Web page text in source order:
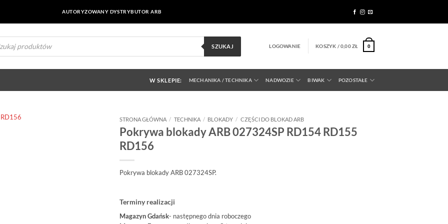
AUTORYZOWANY DYSTRYBUTOR ARB
SZUKAJ LOGOWANIE KOSZYK /0,00ZŁ 0
W SKLEPIE: MECHANIKA / TECHNIKA NADWOZIE BIWAK POZOSTAŁE
STRONA GŁÓWNA / TECHNIKA / BLOKADY / CZĘŚCI DO BLOKAD ARB
Pokrywa blokady ARB 027324SP RD154 RD155
RD156
Pokrywa blokady ARB 027324SP.
Terminy realizacji
Magazyn Gdańsk- następnego dnia roboczego